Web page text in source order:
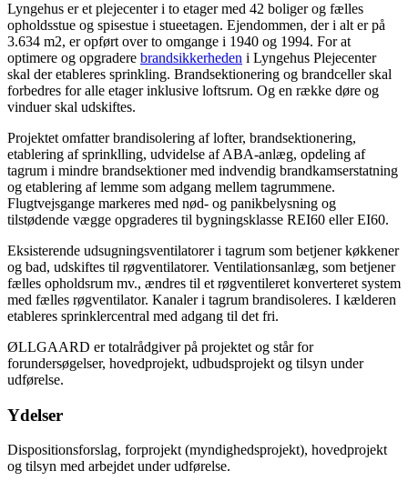
Lyngehus er et plejecenter i to etager med 42 boliger og fælles
opholdsstue og spisestue i stueetagen. Ejendommen, der i alt er på
3.634 m2, er opført over to omgange i 1940 og 1994. For at
optimere og opgradere brandsikkerheden i Lyngehus Plejecenter
skal der etableres sprinkling. Brandsektionering og brandceller skal
forbedres for alle etager inklusive loftsrum. Og en række døre og
vinduer skal udskiftes.
Projektet omfatter brandisolering af lofter, brandsektionering,
etablering af sprinklling, udvidelse af ABA-anlæg, opdeling af
tagrum i mindre brandsektioner med indvendig brandkamserstatning
og etablering af lemme som adgang mellem tagrummene.
Flugtvejsgange markeres med nød- og panikbelysning og
tilstødende vægge opgraderes til bygningsklasse REI60 eller EI60.
Eksisterende udsugningsventilatorer i tagrum som betjener køkkener
og bad, udskiftes til røgventilatorer. Ventilationsanlæg, som betjener
fælles opholdsrum mv., ændres til et røgventileret konverteret system
med fælles røgventilator. Kanaler i tagrum brandisoleres. I kælderen
etableres sprinklercentral med adgang til det fri.
ØLLGAARD er totalrådgiver på projektet og står for
forundersøgelser, hovedprojekt, udbudsprojekt og tilsyn under
udførelse.
Ydelser
Dispositionsforslag, forprojekt (myndighedsprojekt), hovedprojekt
og tilsyn med arbejdet under udførelse.